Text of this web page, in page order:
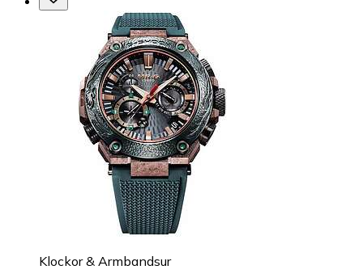
Klockor & Armbandsur